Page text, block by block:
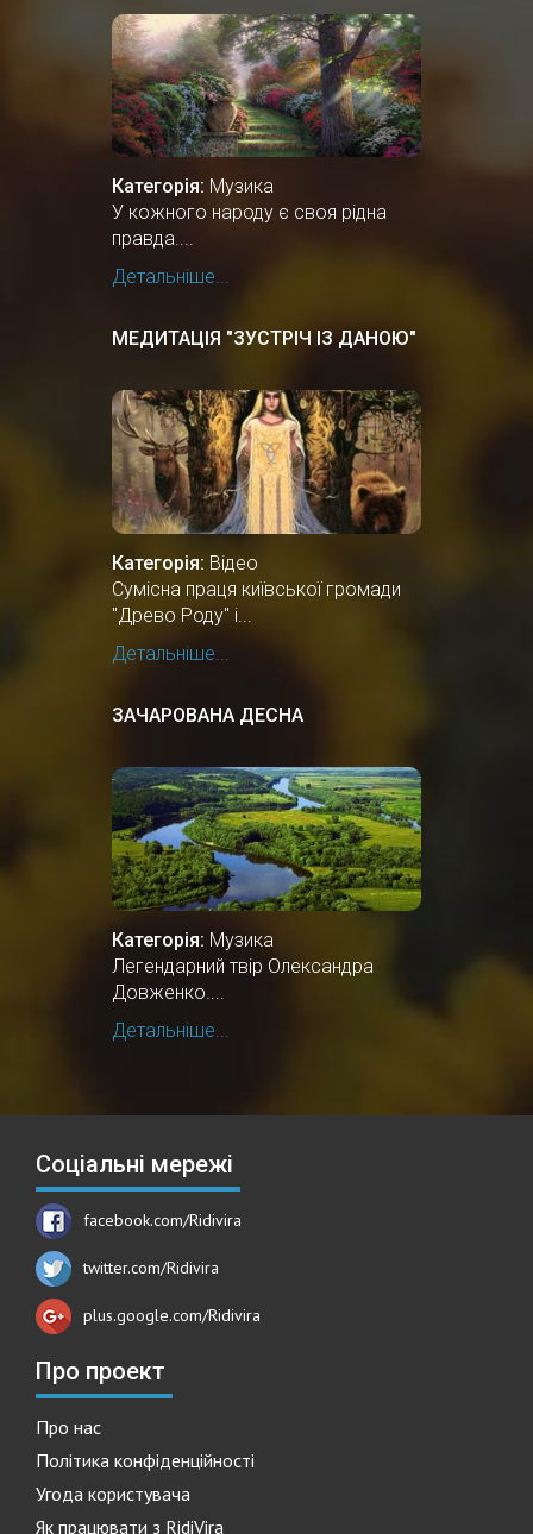
Категорія: Музика
У кожного народу є своя рідна
правда....
Детальніше...
МЕДИТАЦІЯ "ЗУСТРІЧ ІЗ ДАНОЮ"
Категорія: Відео
Сумісна праця київської громади
"Древо Роду" і...
Детальніше...
ЗАЧАРОВАНА ДЕСНА
Категорія: Музика
Легендарний твір Олександра
Довженко....
Детальніше...
Соціальні мережі
facebook.com/Ridivira
twitter.com/Ridivira
plus.google.com/Ridivira
Про проект
Про нас
Політика конфіденційності
Угода користувача
Як працювати з RidiVira